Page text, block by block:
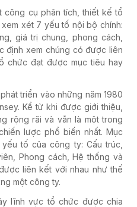
công cụ phân tích, thiết kế tổ
xét 7 yếu tố nội bộ chính:
giá trị chung, phong cách,
định xem chúng có được liên
chức đạt được mục tiêu hay
triển vào những năm 1980
Kể từ khi được giới thiệu,
rộng rãi và vẫn là một trong
lược phổ biến nhất. Mục
tố của công ty: Cấu trúc,
Phong cách, Hệ thống và
liên kết với nhau như thế
một công ty.
lĩnh vực tổ chức được chia